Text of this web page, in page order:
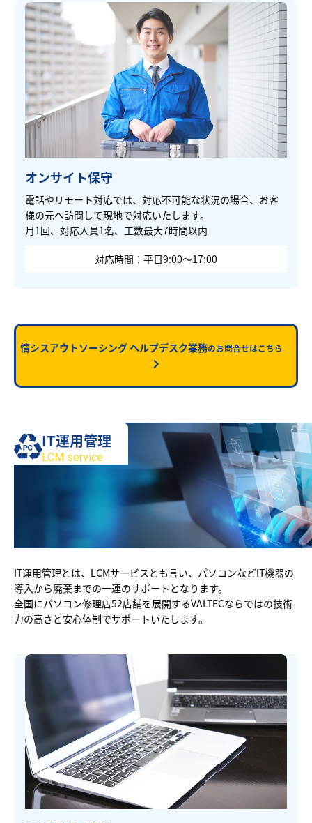
オンサイト保守
電話やリモート対応では、対応不可能な状況の場合、お客
様の元へ訪問して現地で対応いたします。
月1回、対応人員1名、工数最大7時間以内
対応時間：平日9:00～17:00
情シスアウトソーシング ヘルプデスク業務のお問合せはこちら
IT運用管理
LCM service
IT運用管理とは、LCMサービスとも言い、パソコンなどIT機器の
導入から廃棄までの一連のサポートとなります。
全国にパソコン修理店52店舗を展開するVALTECならではの技術
力の高さと安心体制でサポートいたします。